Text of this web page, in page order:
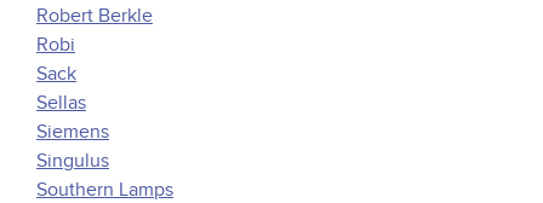
Robert Berkle
Robi
Sack
Sellas
Siemens
Singulus
Southern Lamps